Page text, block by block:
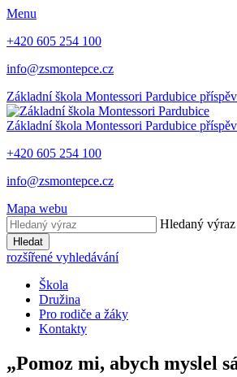
Menu
+420 605 254 100
info@zsmontepce.cz
Základní škola Montessori Pardubice
Základní škola Montessori Pardubice
+420 605 254 100
info@zsmontepce.cz
Mapa webu
Hledaný výraz
Hledat
rozšířené vyhledávání
Škola
Družina
Pro rodiče a žáky
Kontakty
„Pomoz mi, abych myslel